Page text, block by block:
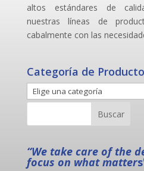
altos estándares de
nuestras líneas de
cabalmente con las
Categoría de
“We take care of the
focus on what matters